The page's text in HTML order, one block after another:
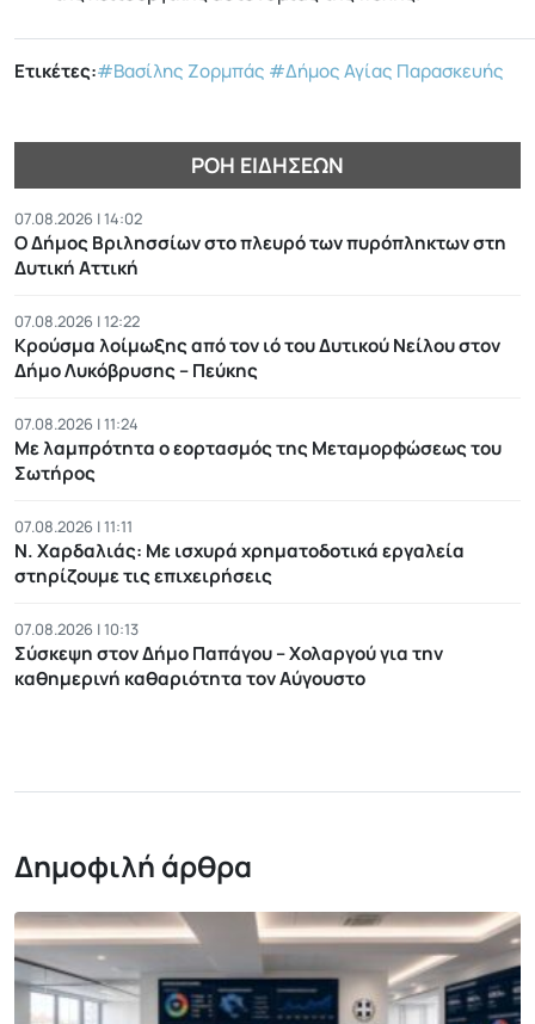
Ετικέτες:#Βασίλης Ζορμπάς #Δήμος Αγίας Παρασκευής
ΡΟΉ ΕΙΔΉΣΕΩΝ
07.08.2026 | 14:02
Ο Δήμος Βριλησσίων στο πλευρό των πυρόπληκτων στη
Δυτική Αττική
07.08.2026 | 12:22
Κρούσμα λοίμωξης από τον ιό του Δυτικού Νείλου στον
Δήμο Λυκόβρυσης – Πεύκης
07.08.2026 | 11:24
Με λαμπρότητα ο εορτασμός της Μεταμορφώσεως του
Σωτήρος
07.08.2026 | 11:11
Ν. Χαρδαλιάς: Με ισχυρά χρηματοδοτικά εργαλεία
στηρίζουμε τις επιχειρήσεις
07.08.2026 | 10:13
Σύσκεψη στον Δήμο Παπάγου – Χολαργού για την
καθημερινή καθαριότητα τον Αύγουστο
Δημοφιλή άρθρα